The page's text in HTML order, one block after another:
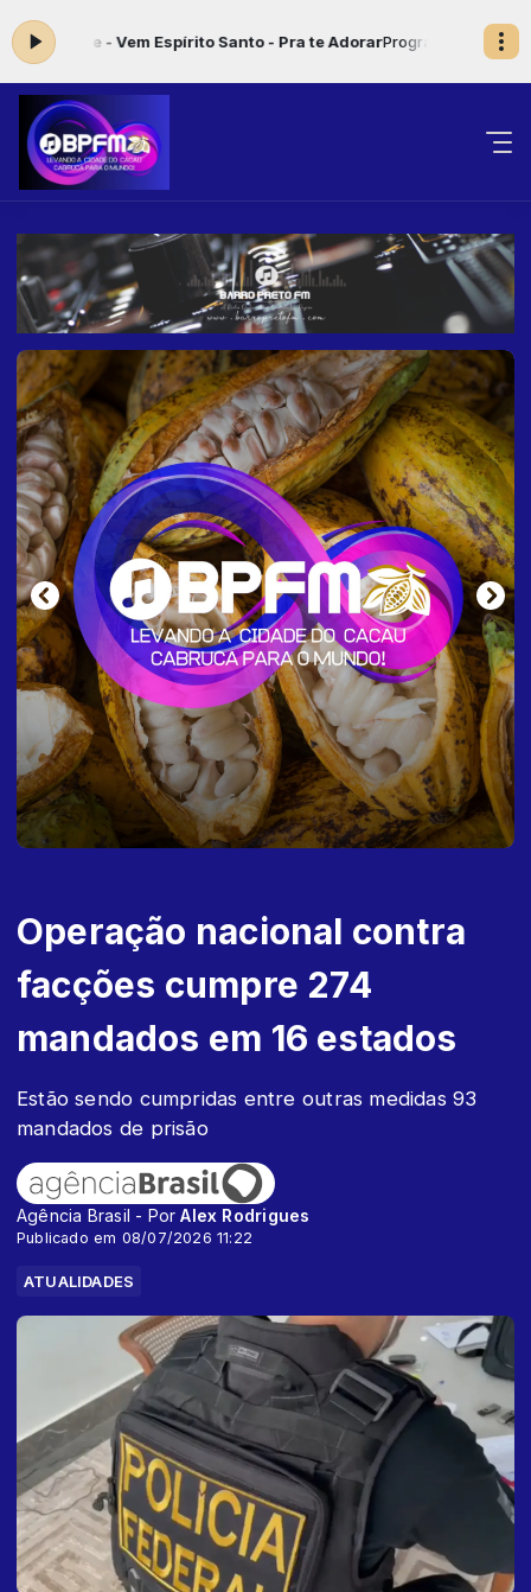
- Vem Espírito Santo - Pra te AdorarProgramação musical das
Operação nacional contra
facções cumpre 274
mandados em 16 estados
Estão sendo cumpridas entre outras medidas 93
mandados de prisão
Agência Brasil - PorAlex Rodrigues
Publicado em 08/07/2026 11:22
ATUALIDADES